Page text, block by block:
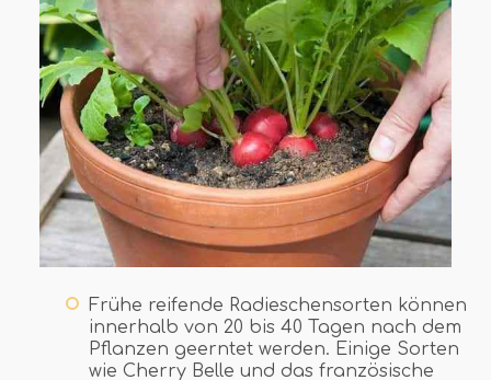
Frühe reifende Radieschensorten können
innerhalb von 20 bis 40 Tagen nach dem
Pflanzen geerntet werden. Einige Sorten
wie Cherry Belle und das französische